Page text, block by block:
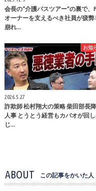
会長の“介護バスツアー”の裏で、
オーナーを支えるべき社員が疲弊
崩れ…
お知
2026.5.27
詐欺師 松村翔大の策略 柴田部長
人事 とうとう経営もカバオが回
じ…
ABOUT この記事をかいた人